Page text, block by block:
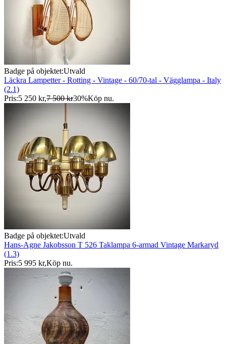
Badge på objektet:Utvald
Läckra Lampetter - Rotting - Vintage - 60/70-tal - Vägglampa - Italy
(2.1)
Pris:5 250 kr,7 500 kr30%Köp nu.
Badge på objektet:Utvald
Hans-Agne Jakobsson T 526 Taklampa 6-armad Vintage Markaryd
(1.3)
Pris:5 995 kr,Köp nu.